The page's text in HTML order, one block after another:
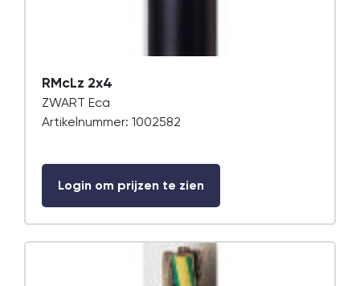
RMcLz 2x4
ZWART Eca
Artikelnummer: 1002582
Login om prijzen te zien